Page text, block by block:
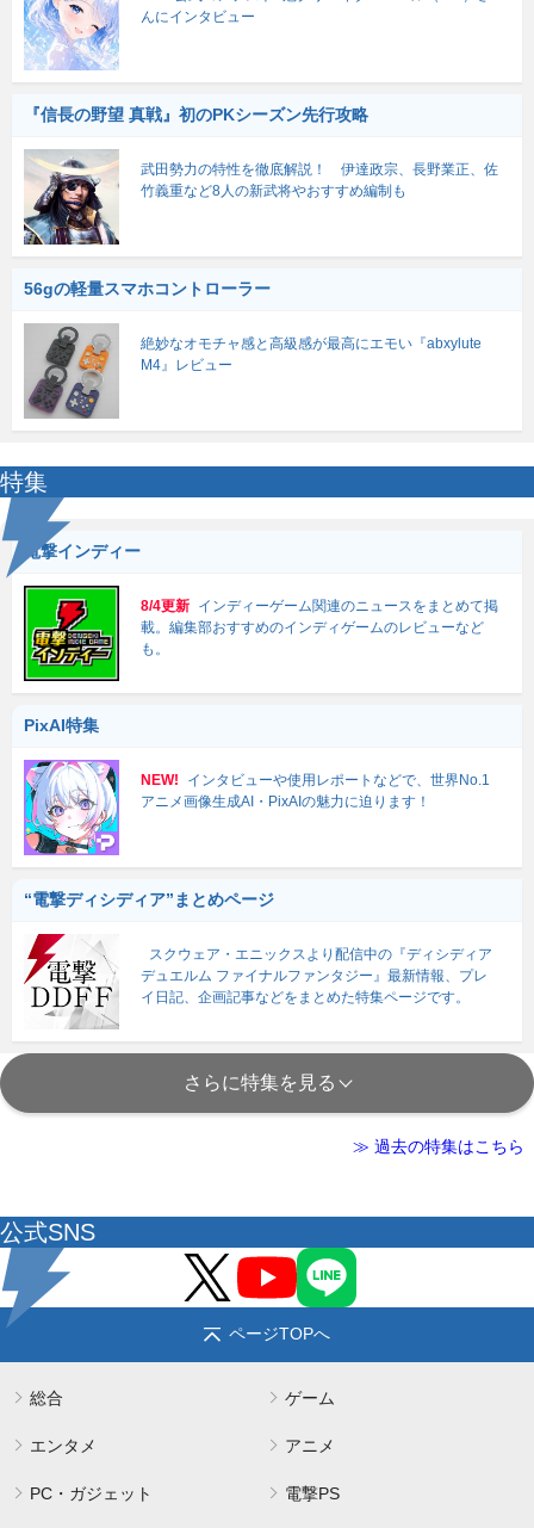
んにインタビュー
『信長の野望 真戦』初のPKシーズン先行攻略
武田勢力の特性を徹底解説！ 伊達政宗、長野業正、佐
竹義重など8人の新武将やおすすめ編制も
56gの軽量スマホコントローラー
絶妙なオモチャ感と高級感が最高にエモい『abxylute
M4』レビュー
特集
電撃インディー
8/4更新 インディーゲーム関連のニュースをまとめて掲
載。編集部おすすめのインディゲームのレビューなど
も。
PixAI特集
NEW!
インタビューや使用レポートなどで、世界No.1
アニメ画像生成AI・PixAIの魅力に迫ります！
“電撃ディシディア”まとめページ
スクウェア・エニックスより配信中の『ディシディア
デュエルム ファイナルファンタジー』最新情報、プレ
イ日記、企画記事などをまとめた特集ページです。
さらに特集を見る
≫ 過去の特集はこちら
公式SNS
ページTOPへ
総合 ゲーム
エンタメ アニメ
PC・ガジェット 電撃PS